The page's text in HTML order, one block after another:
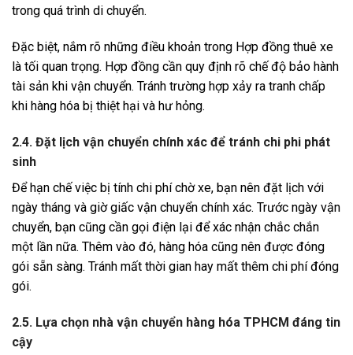
trong quá trình di chuyển.
Đặc biệt, nắm rõ những điều khoản trong Hợp đồng thuê xe
là tối quan trọng. Hợp đồng cần quy định rõ chế độ bảo hành
tài sản khi vận chuyển. Tránh trường hợp xảy ra tranh chấp
khi hàng hóa bị thiệt hại và hư hỏng.
2.4. Đặt lịch vận chuyển chính xác để tránh chi phi phát
sinh
Để hạn chế việc bị tính chi phí chờ xe, bạn nên đặt lịch với
ngày tháng và giờ giấc vận chuyển chính xác. Trước ngày vận
chuyển, bạn cũng cần gọi điện lại để xác nhận chắc chắn
một lần nữa. Thêm vào đó, hàng hóa cũng nên được đóng
gói sẵn sàng. Tránh mất thời gian hay mất thêm chi phí đóng
gói.
2.5. Lựa chọn nhà vận chuyển hàng hóa TPHCM đáng tin
cậy